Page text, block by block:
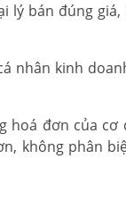
lý bán đúng
nhân kinh
hoá đơn của
không phân